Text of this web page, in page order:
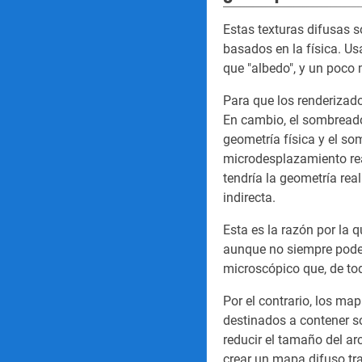
Estas texturas difusas
basados en la física.
que "albedo", y un poco
Para que los
En cambio, el
geometría física y el
microdesplazamiento
tendría la geometría
indirecta.
Esta es la razón por la
aunque no siempre
microscópico que, de
Por el contrario, los
destinados a contener
reducir el tamaño del